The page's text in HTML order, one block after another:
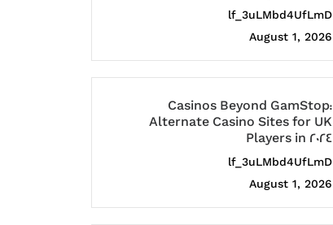
lf_3uLMbd4UfLmD
August 1, 2026
Casinos Beyond GamStop:
Alternate Casino Sites for UK
Players in 2024
lf_3uLMbd4UfLmD
August 1, 2026